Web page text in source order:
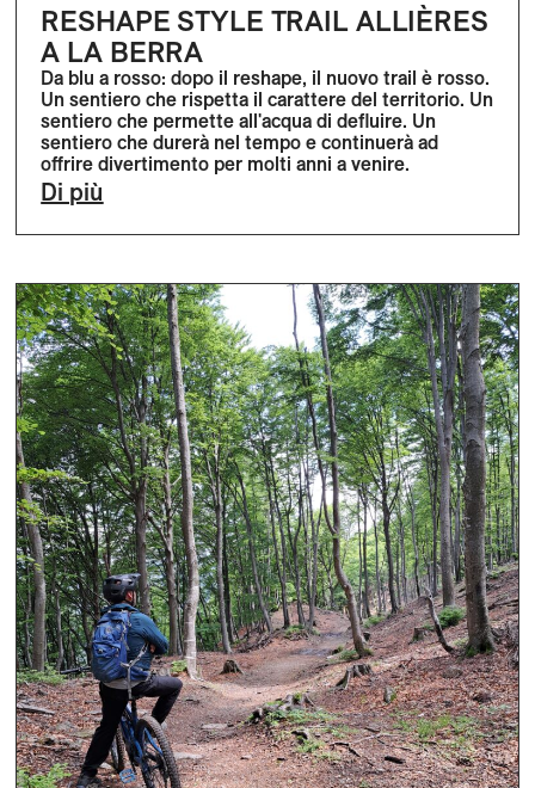
RESHAPE STYLE TRAIL ALLIÈRES
A LA BERRA
Da blu a rosso: dopo il reshape, il nuovo trail è rosso.
Un sentiero che rispetta il carattere del territorio. Un
sentiero che permette all'acqua di defluire. Un
sentiero che durerà nel tempo e continuerà ad
offrire divertimento per molti anni a venire.
Di più